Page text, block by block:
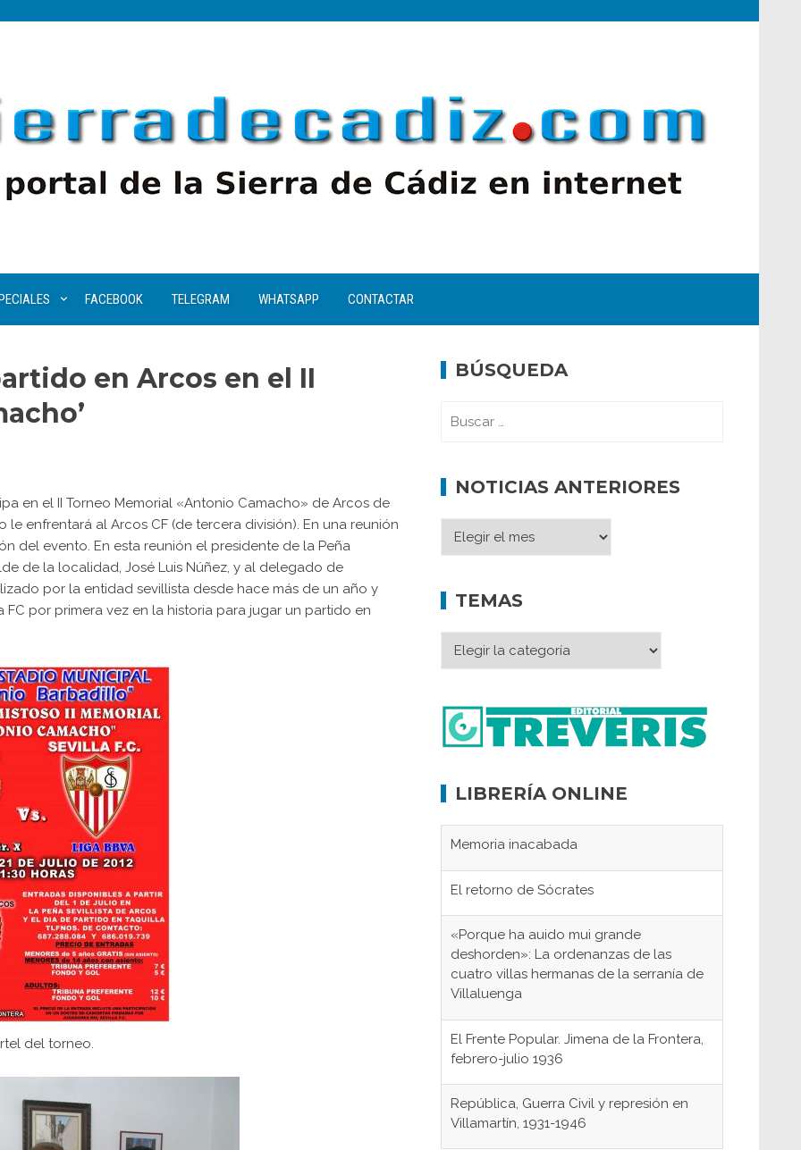
FACEBOOK TELEGRAM WHATSAPP CONTACTAR
en Arcos en el II
en el II Torneo Memorial «Antonio Camacho» de Arcos de
le enfrentará al Arcos CF (de tercera división). En una reunión
del evento. En esta reunión el presidente de la Peña
de la localidad, José Luis Núñez, y al delegado de
por la entidad sevillista desde hace más de un año y
por primera vez en la historia para jugar un partido en
del torneo.
BÚSQUEDA
NOTICIAS ANTERIORES
TEMAS
LIBRERÍA ONLINE
Memoria inacabada
El retorno de Sócrates
«Porque ha auido mui grande
deshorden»: La ordenanzas de las
cuatro villas hermanas de la serranía de
Villaluenga
El Frente Popular. Jimena de la Frontera,
febrero-julio 1936
República, Guerra Civil y represión en
Villamartín, 1931-1946